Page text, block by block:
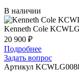
В наличии
Kenneth Cole
20 900 ₽
Подробнее
Задать вопрос
Артикул